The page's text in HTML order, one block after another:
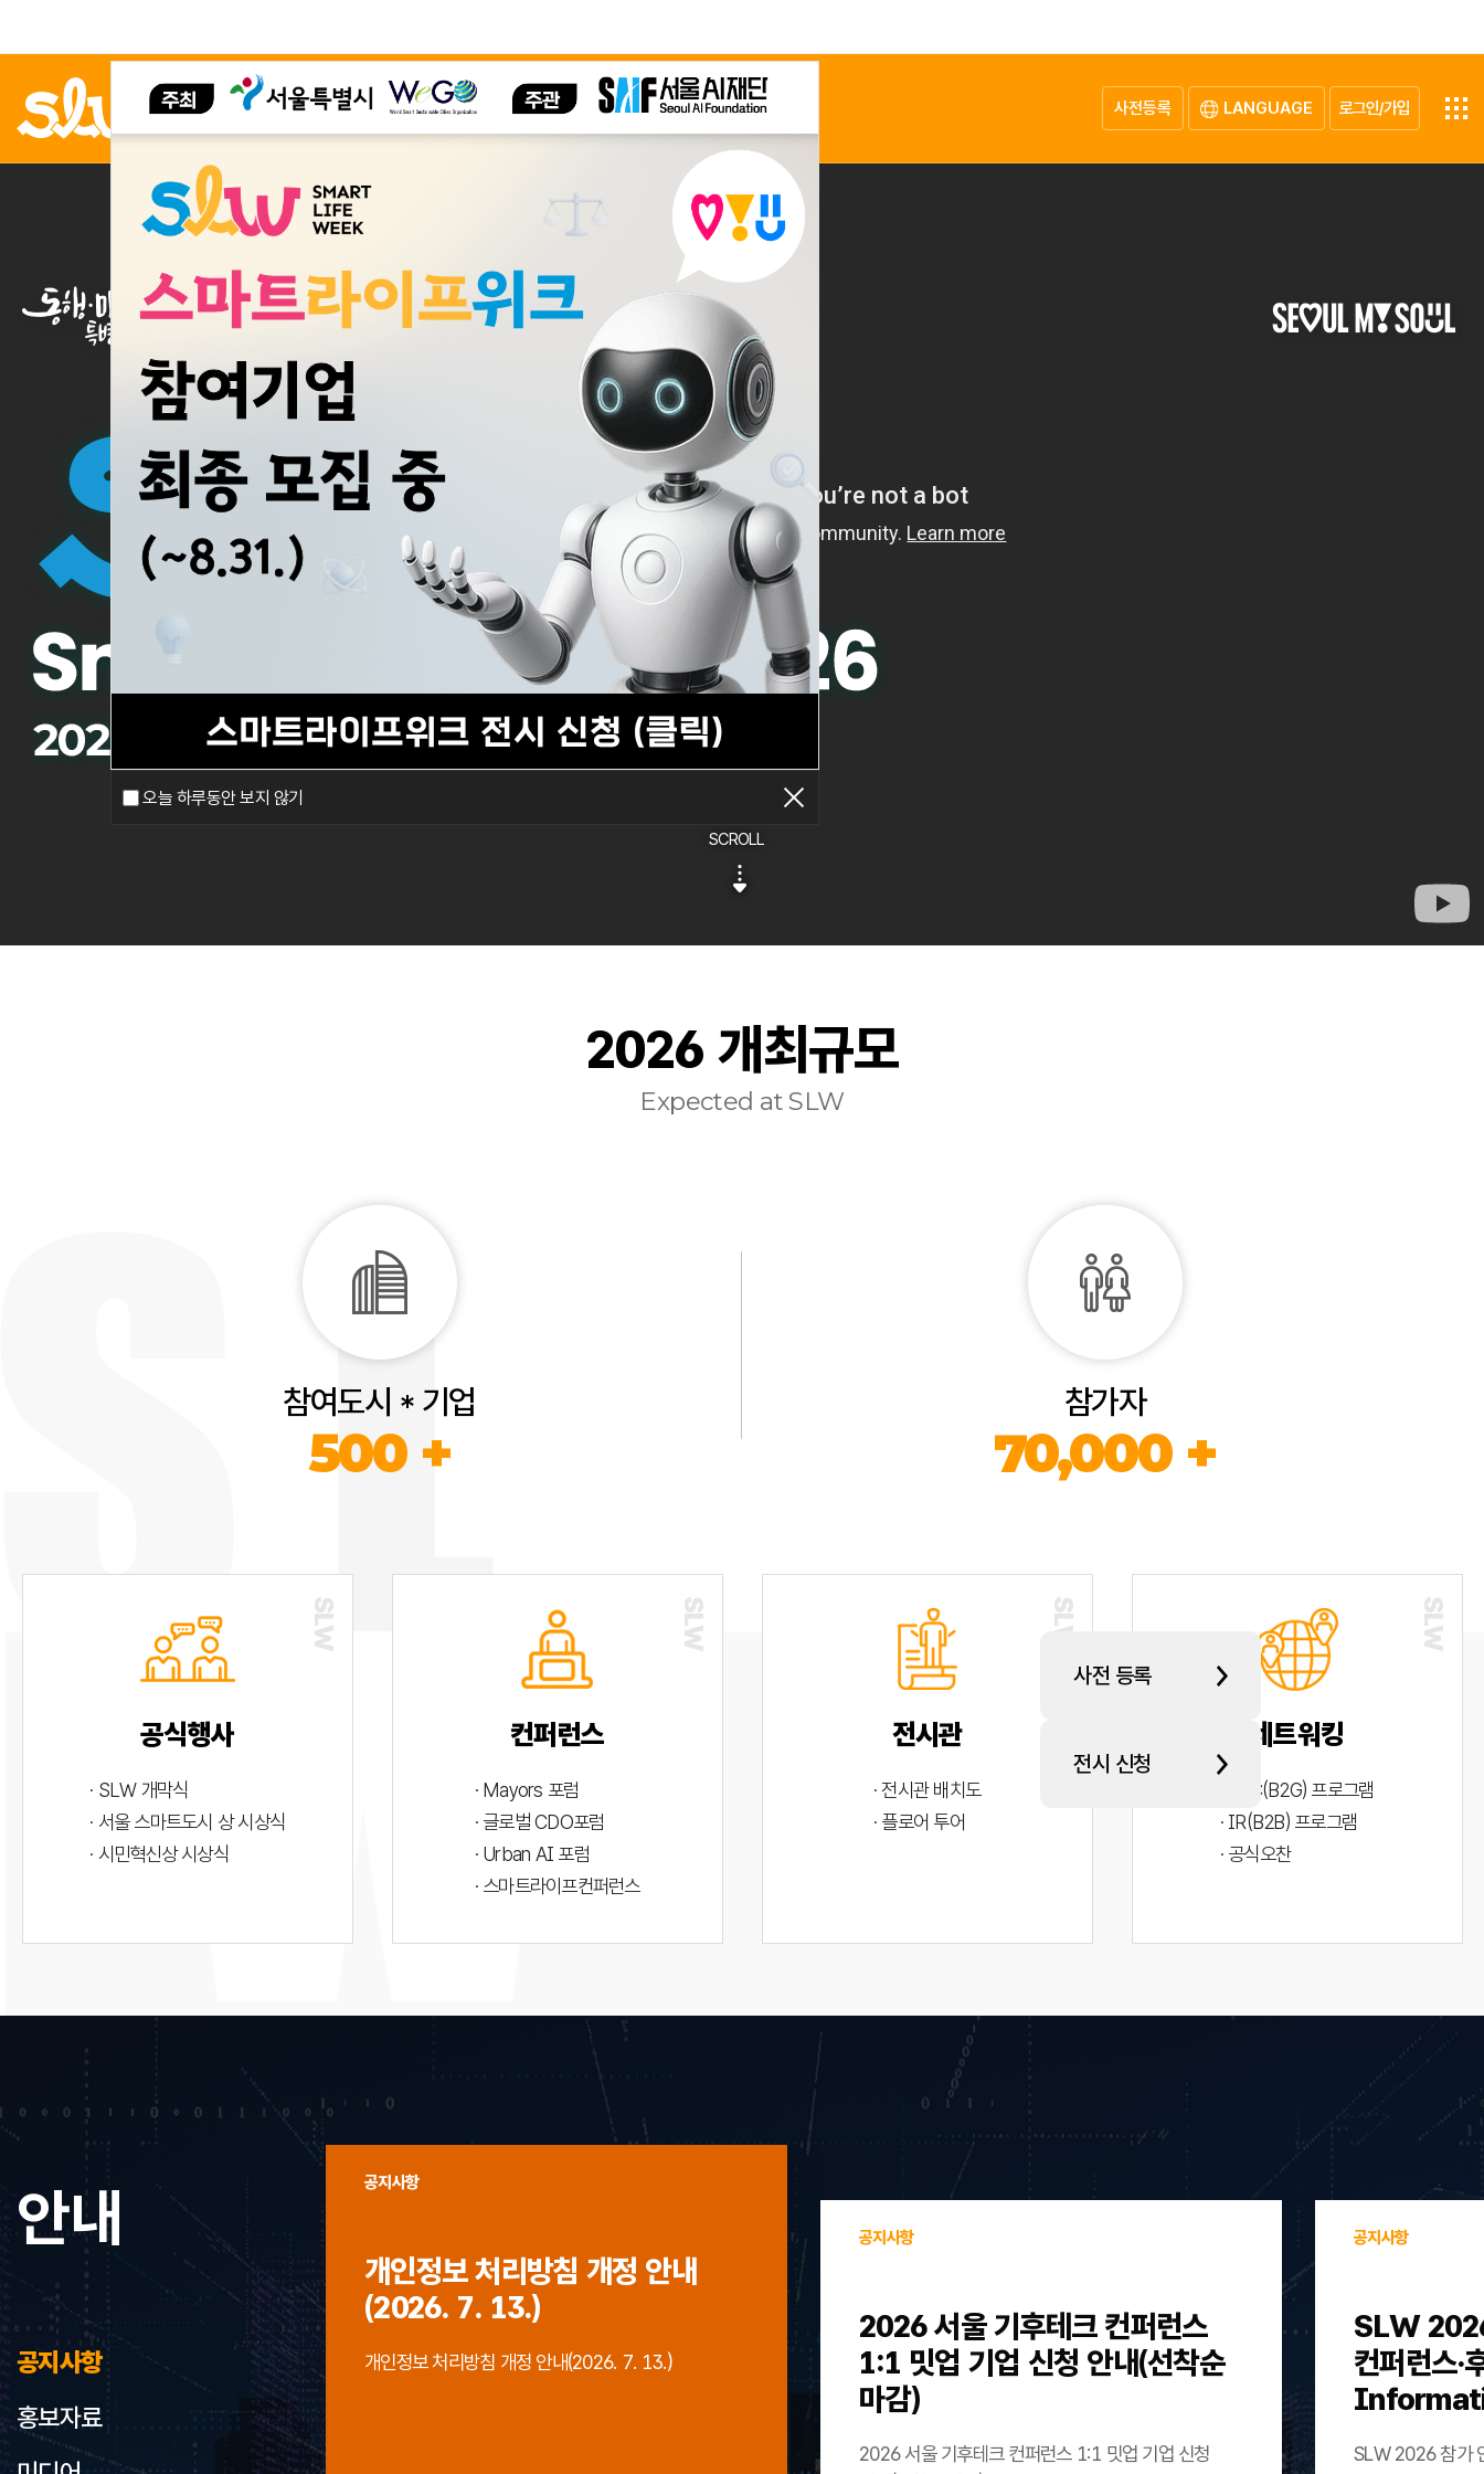
오늘 하루동안 보지 않기
사전등록 LANGUAGE 로그인/가입
SCROLL
사전 등록
전시 신청
2026 개최규모
Expected at SLW
참여도시 * 기업
500 +
참가자
70,000 +
공식행사
· SLW 개막식
· 서울 스마트도시 상 시상식
· 시민혁신상 시상식
컨퍼런스
· Mayors 포럼
· 글로벌 CDO포럼
· Urban AI 포럼
· 스마트라이프컨퍼런스
전시관
· 전시관 배치도
· 플로어 투어
네트워킹
· PYC(B2G) 프로그램
· IR(B2B) 프로그램
· 공식오찬
안내
공지사항
공지사항
개인정보 처리방침 개정 안내
(2026. 7. 13.)
개인정보 처리방침 개정 안내(2026. 7. 13.)
공지사항
2026 서울 기후테크 컨퍼런스
1:1 밋업 기업 신청 안내(선착순
마감)
2026 서울 기후테크 컨퍼런스 1:1 밋업 기업 신청
공지사항
SLW
컨퍼런스
SLW 2026 참가
홍보자료